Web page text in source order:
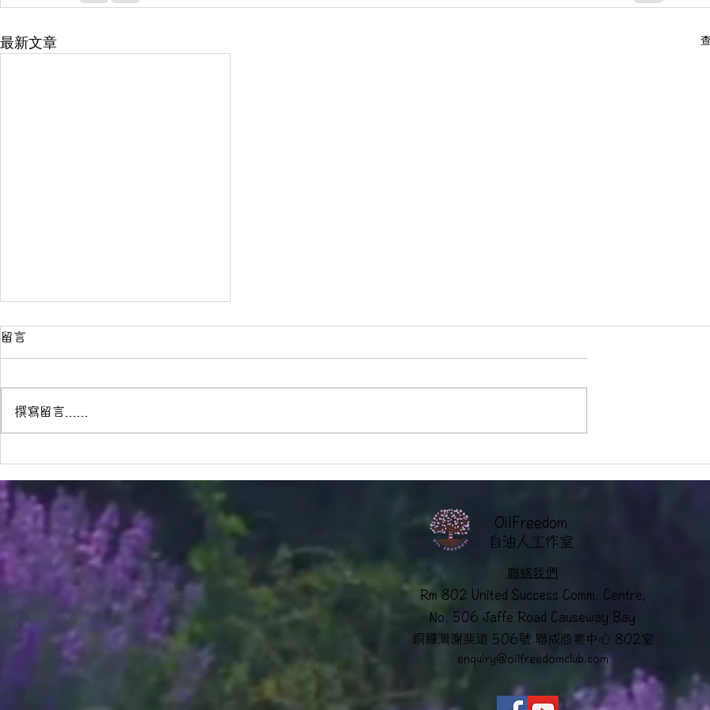
最新文章
留言
撰寫留言......
OilFreedom
​自油人工作室
聯絡我們
Rm 802 United Success Comm. Centre,
No. 506 Jaffe Road Causeway Bay
銅鑼灣謝斐道 506號 聯成商業中心 802室
enquiry@oilfreedomclub.com